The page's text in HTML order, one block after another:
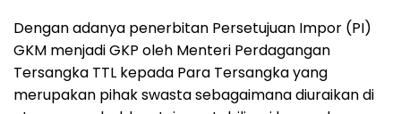
Dengan adanya penerbitan Persetujuan Impor (PI)
GKM menjadi GKP oleh Menteri Perdagangan
Tersangka TTL kepada Para Tersangka yang
merupakan pihak swasta sebagaimana diuraikan di